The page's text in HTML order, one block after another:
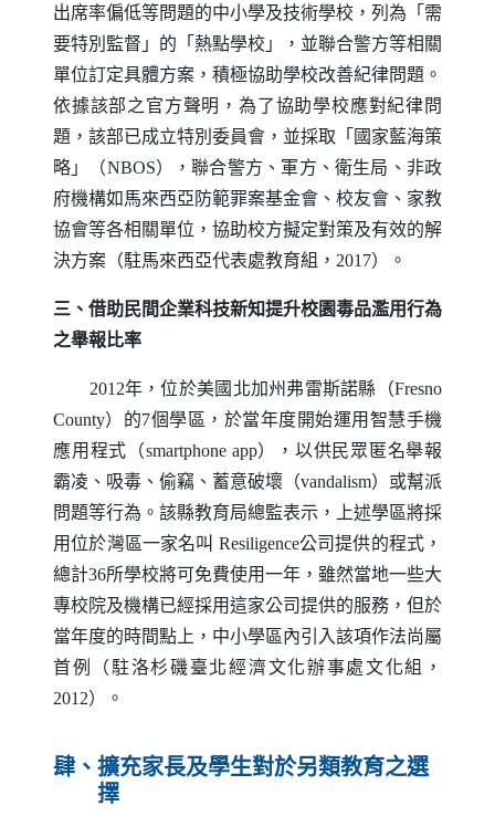
出席率偏低等問題的中小學及技術學校，列為「需
要特別監督」的「熱點學校」，並聯合警方等相關
單位訂定具體方案，積極協助學校改善紀律問題。
依據該部之官方聲明，為了協助學校應對紀律問
題，該部已成立特別委員會，並採取「國家藍海策
略」（NBOS），聯合警方、軍方、衛生局、非政
府機構如馬來西亞防範罪案基金會、校友會、家教
協會等各相關單位，協助校方擬定對策及有效的解
決方案（駐馬來西亞代表處教育組，2017）。
三、借助民間企業科技新知提升校園毒品濫用行為
之舉報比率
2012年，位於美國北加州弗雷斯諾縣（Fresno
County）的7個學區，於當年度開始運用智慧手機
應用程式（smartphone app），以供民眾匿名舉報
霸凌、吸毒、偷竊、蓄意破壞（vandalism）或幫派
問題等行為。該縣教育局總監表示，上述學區將採
用位於灣區一家名叫 Resiligence公司提供的程式，
總計36所學校將可免費使用一年，雖然當地一些大
專校院及機構已經採用這家公司提供的服務，但於
當年度的時間點上，中小學區內引入該項作法尚屬
首例（駐洛杉磯臺北經濟文化辦事處文化組，
2012）。
肆、擴充家長及學生對於另類教育之選
擇